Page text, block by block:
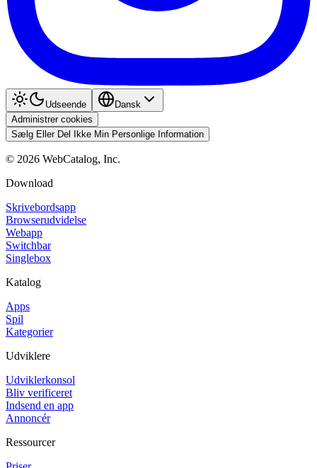
Udseende
Dansk
Administrer cookies
Sælg Eller Del Ikke Min Personlige Information
© 2026 WebCatalog, Inc.
Download
Skrivebordsapp
Browserudvidelse
Webapp
Switchbar
Singlebox
Katalog
Apps
Spil
Kategorier
Udviklere
Udviklerkonsol
Bliv verificeret
Indsend en app
Annoncér
Ressourcer